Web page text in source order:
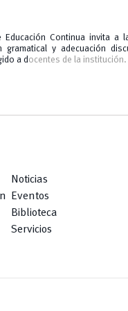
Continua invita a
y adecuación
a d ocentes de la institución.
Noticias
Eventos
Biblioteca
Servicios